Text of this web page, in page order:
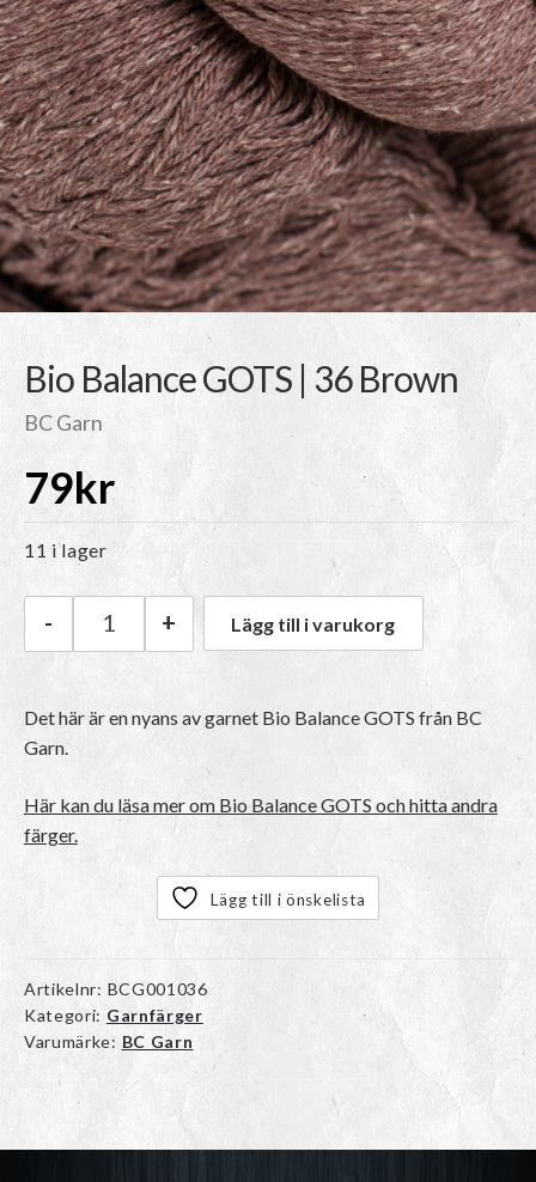
Bio Balance GOTS | 36 Brown
BC Garn
79kr
11 i lager
BC Garn Bio Balance GOTS | 36 Brown mängd
- + Lägg till i varukorg
Det här är en nyans av garnet Bio Balance GOTS från BC
Garn.
Här kan du läsa mer om Bio Balance GOTS och hitta andra
färger.
Lägg till i önskelista
Artikelnr: BCG001036
Kategori: Garnfärger
Varumärke: BC Garn